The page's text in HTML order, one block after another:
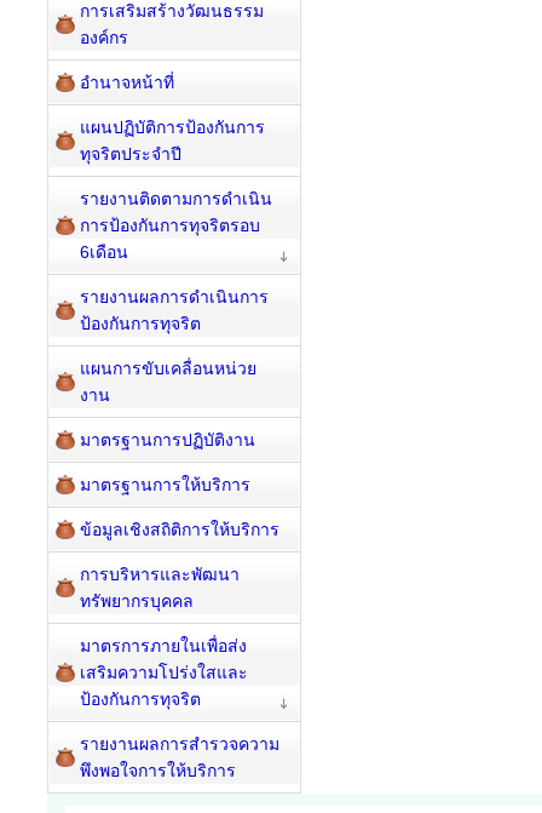
การเสริมสร้างวัฒนธรรม
องค์กร
อำนาจหน้าที่
แผนปฏิบัติการป้องกันการ
ทุจริตประจำปี
รายงานติดตามการดำเนิน
การป้องกันการทุจริตรอบ
6เดือน
รายงานผลการดำเนินการ
ป้องกันการทุจริต
แผนการขับเคลื่อนหน่วย
งาน
มาตรฐานการปฏิบัติงาน
มาตรฐานการให้บริการ
ข้อมูลเชิงสถิติการให้บริการ
การบริหารและพัฒนา
ทรัพยากรบุคคล
มาตรการภายในเพื่อส่ง
เสริมความโปร่งใสและ
ป้องกันการทุจริต
รายงานผลการสำรวจความ
พึงพอใจการให้บริการ